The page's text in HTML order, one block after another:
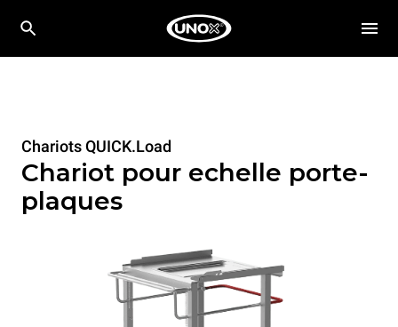
Chariots QUICK.Load
Chariot pour echelle porte-
plaques